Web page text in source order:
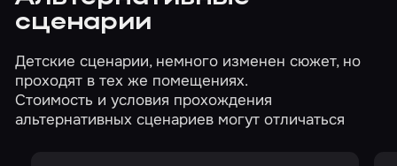
сценарии
Детские сценарии, немного изменен сюжет, но
проходят в тех же помещениях.
Стоимость и условия прохождения
альтернативных сценариев могут отличаться